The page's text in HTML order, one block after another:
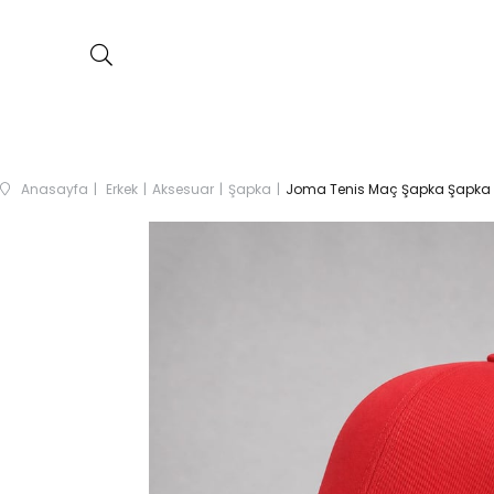
Anasayfa Erkek Aksesuar Şapka Joma Tenis Maç Şapka